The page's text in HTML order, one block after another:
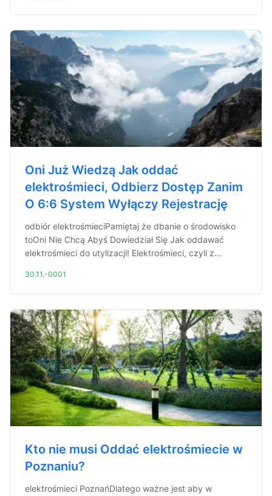
Oni Już Wiedzą Jak oddać
elektrośmieci, Odbierz Dostęp Zanim
O 6:6 System Wyłączy Rejestrację
odbiór elektrośmieciPamiętaj że dbanie o środowisko
toOni Nie Chcą Abyś Dowiedział Się Jak oddawać
elektrośmieci do utylizacji! Elektrośmieci, czyli z...
30.11.-0001
Kto nie musi Oddać elektrośmiecie w
Poznaniu?
elektrośmieci PoznańDlatego ważne jest aby w